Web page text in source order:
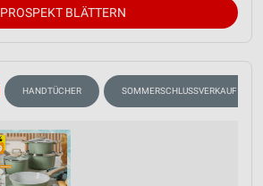
PROSPEKT BLÄTTERN
HANDTÜCHER SOMMERSCHLUSSVERKAUF